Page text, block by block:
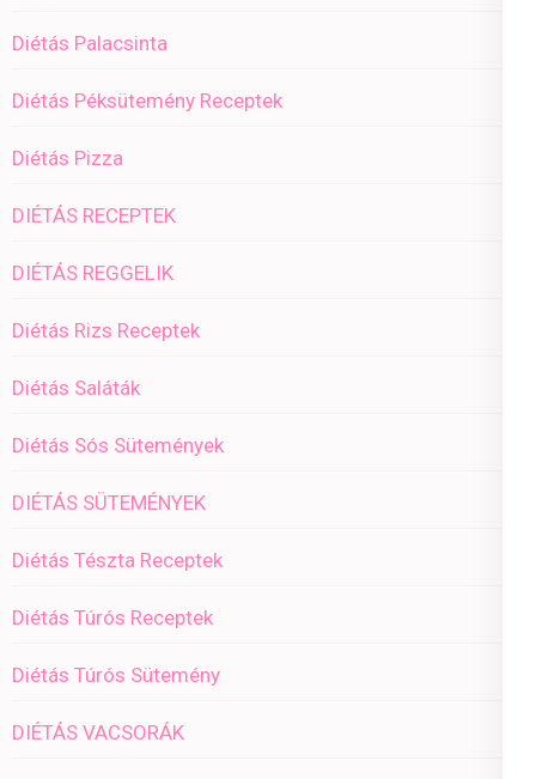
Diétás Palacsinta
Diétás Péksütemény Receptek
Diétás Pizza
DIÉTÁS RECEPTEK
DIÉTÁS REGGELIK
Diétás Rizs Receptek
Diétás Saláták
Diétás Sós Sütemények
DIÉTÁS SÜTEMÉNYEK
Diétás Tészta Receptek
Diétás Túrós Receptek
Diétás Túrós Sütemény
DIÉTÁS VACSORÁK